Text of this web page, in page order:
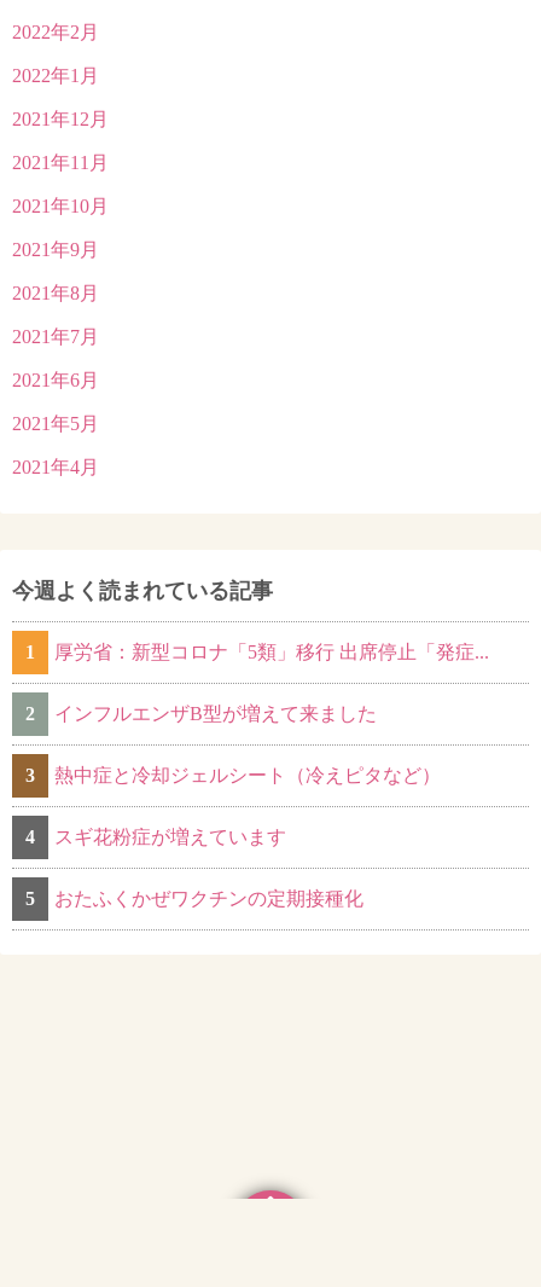
2022年2月
2022年1月
2021年12月
2021年11月
2021年10月
2021年9月
2021年8月
2021年7月
2021年6月
2021年5月
2021年4月
今週よく読まれている記事
1 厚労省：新型コロナ「5類」移行 出席停止「発症...
2 インフルエンザB型が増えて来ました
3 熱中症と冷却ジェルシート（冷えピタなど）
4 スギ花粉症が増えています
5 おたふくかぜワクチンの定期接種化